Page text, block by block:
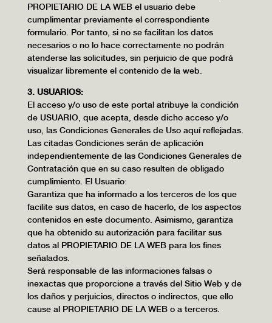
PROPIETARIO DE LA WEB el usuario debe
cumplimentar previamente el correspondiente
formulario. Por tanto, si no se facilitan los datos
necesarios o no lo hace correctamente no podrán
atenderse las solicitudes, sin perjuicio de que podrá
visualizar libremente el contenido de la web.
3. USUARIOS:
El acceso y/o uso de este portal atribuye la condición
de USUARIO, que acepta, desde dicho acceso y/o
uso, las Condiciones Generales de Uso aquí reflejadas.
Las citadas Condiciones serán de aplicación
independientemente de las Condiciones Generales de
Contratación que en su caso resulten de obligado
cumplimiento. El Usuario:
Garantiza que ha informado a los terceros de los que
facilite sus datos, en caso de hacerlo, de los aspectos
contenidos en este documento. Asimismo, garantiza
que ha obtenido su autorización para facilitar sus
datos al PROPIETARIO DE LA WEB para los fines
señalados.
Será responsable de las informaciones falsas o
inexactas que proporcione a través del Sitio Web y de
los daños y perjuicios, directos o indirectos, que ello
cause al PROPIETARIO DE LA WEB o a terceros.